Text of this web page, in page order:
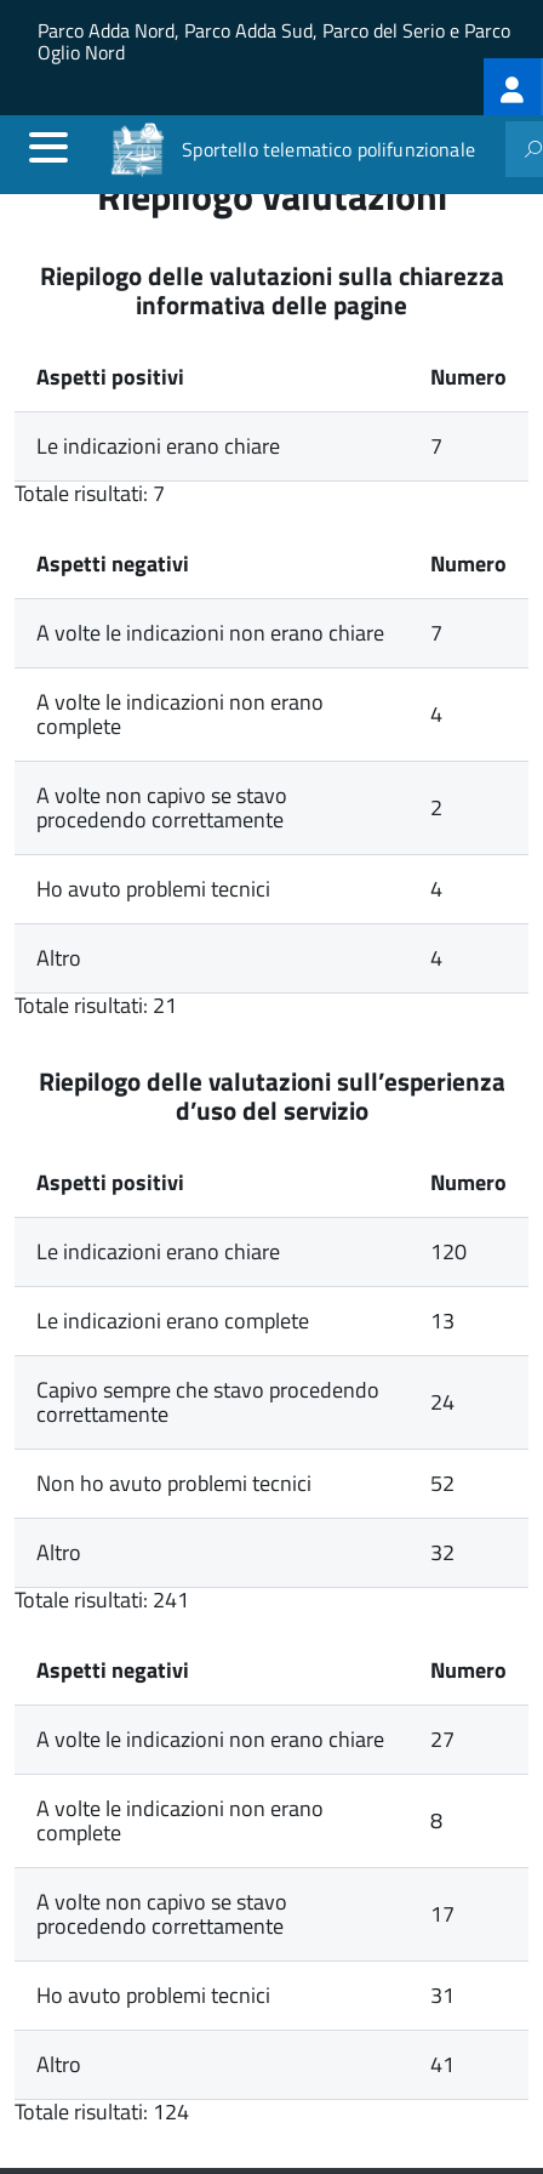
Salta al contenuto principale
Skip to site navigation
Parco Adda Nord, Parco Adda Sud, Parco del Serio e Parco
Oglio Nord
Sportello telematico polifunzionale
Riepilogo valutazioni
Riepilogo delle valutazioni sulla chiarezza
informativa delle pagine
Aspetti positivi Numero
Le indicazioni erano chiare
7
Totale risultati: 7
Aspetti negativi Numero
A volte le indicazioni non erano chiare 7
A volte le indicazioni non erano
complete 4
A volte non capivo se stavo
procedendo correttamente 2
Ho avuto problemi tecnici 4
Altro
4
Totale risultati: 21
Riepilogo delle valutazioni sull’esperienza
d’uso del servizio
Aspetti positivi Numero
Le indicazioni erano chiare 120
Le indicazioni erano complete 13
Capivo sempre che stavo procedendo
correttamente 24
Non ho avuto problemi tecnici 52
Altro
32
Totale risultati: 241
Aspetti negativi Numero
A volte le indicazioni non erano chiare 27
A volte le indicazioni non erano
complete 8
A volte non capivo se stavo
procedendo correttamente 17
Ho avuto problemi tecnici 31
Altro
41
Totale risultati: 124